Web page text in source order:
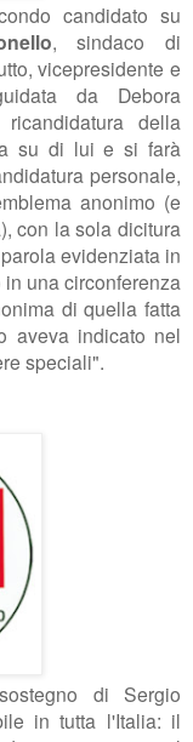
candidato su
, sindaco di
vicepresidente e
da Debora
della
su di lui e si farà
personale,
anonimo (e
con la sola dicitura
evidenziata in
una circonferenza
di quella fatta
aveva indicato nel
speciali".
di Sergio
in tutta l'Italia: il